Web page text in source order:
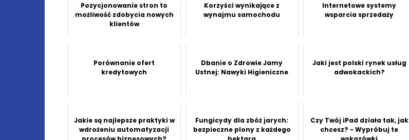
Pozycjonowanie stron to
możliwość zdobycia nowych
klientów
Korzyści wynikające z
wynajmu samochodu
Internetowe systemy
wsparcia sprzedaży
Porównanie ofert
kredytowych
Dbanie o Zdrowie Jamy
Ustnej: Nawyki Higieniczne
Jaki jest polski rynek usług
adwokackich?
Jakie są najlepsze praktyki w
wdrożeniu automatyzacji
Fungicydy dla zbóż jarych:
bezpieczne plony z każdego
Czy Twój iPad działa tak, jak
chcesz? - Wypróbuj te